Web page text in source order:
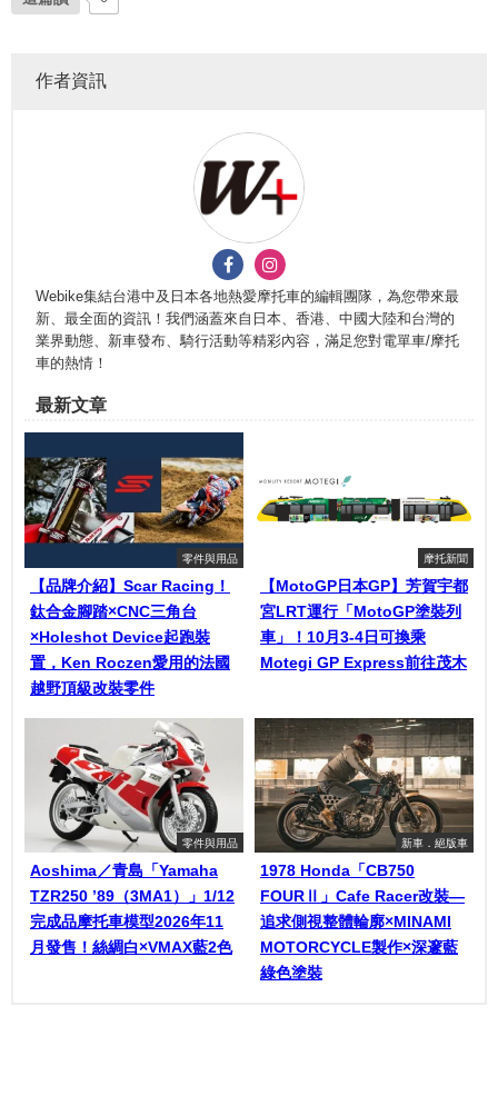
作者資訊
Webike集結台港中及日本各地熱愛摩托車的編輯團隊，為您帶來最
新、最全面的資訊！我們涵蓋來自日本、香港、中國大陸和台灣的
業界動態、新車發布、騎行活動等精彩內容，滿足您對電單車/摩托
車的熱情！
最新文章
零件與用品
【品牌介紹】Scar Racing！
鈦合金腳踏×CNC三角台
×Holeshot Device起跑裝
置，Ken Roczen愛用的法國
越野頂級改裝零件
摩托新聞
【MotoGP日本GP】芳賀宇都
宮LRT運行「MotoGP塗裝列
車」！10月3-4日可換乘
Motegi GP Express前往茂木
零件與用品
Aoshima／青島「Yamaha
TZR250 ’89（3MA1）」1/12
完成品摩托車模型2026年11
月發售！絲綢白×VMAX藍2色
新車．絕版車
1978 Honda「CB750
FOURⅡ」Cafe Racer改裝—
追求側視整體輪廓×MINAMI
MOTORCYCLE製作×深邃藍
綠色塗裝